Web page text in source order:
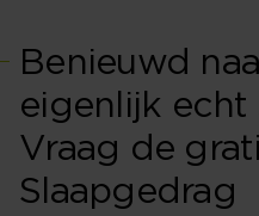
Benieuwd
eigenlijk echt
Vraag de
Slaapgedrag